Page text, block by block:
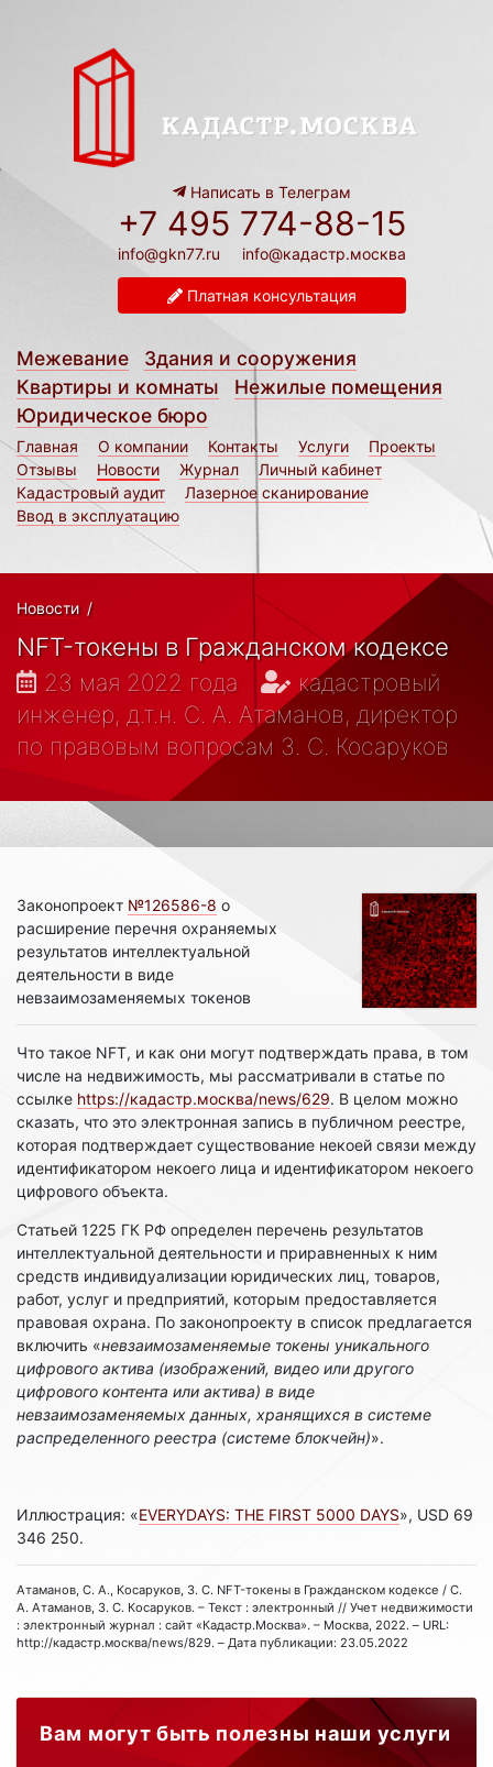
Написать в Телеграм
+7 495 774-88-15
info@gkn77.ru info@кадастр.москва
Платная консультация
Межевание
Здания и сооружения
Квартиры и комнаты
Нежилые помещения
Юридическое бюро
Главная О компании Контакты Услуги
Проекты
Отзывы
Новости Журнал
Личный кабинет
Кадастровый аудит
Лазерное сканирование
Ввод в эксплуатацию
Новости /
NFT-токены в Гражданском кодексе
23 мая 2022 года
кадастровый
инженер, д.т.н. С. А. Атаманов, директор
по правовым вопросам З. С. Косаруков
Законопроект №126586-8 о
расширение перечня охраняемых
результатов интеллектуальной
деятельности в виде
невзаимозаменяемых токенов
Что такое NFT, и как они могут подтверждать права, в том
числе на недвижимость, мы рассматривали в статье по
ссылке https://кадастр.москва/news/629. В целом можно
сказать, что это электронная запись в публичном реестре,
которая подтверждает существование некоей связи между
идентификатором некоего лица и идентификатором некоего
цифрового объекта.
Статьей 1225 ГК РФ определен перечень результатов
интеллектуальной деятельности и приравненных к ним
средств индивидуализации юридических лиц, товаров,
работ, услуг и предприятий, которым предоставляется
правовая охрана. По законопроекту в список предлагается
включить «невзаимозаменяемые токены уникального
цифрового актива (изображений, видео или другого
цифрового контента или актива) в виде
невзаимозаменяемых данных, хранящихся в системе
распределенного реестра (системе блокчейн)».
Иллюстрация: «EVERYDAYS: THE FIRST 5000 DAYS», USD 69
346 250.
Атаманов, С. А., Косаруков, З. С. NFT-токены в Гражданском кодексе / С.
А. Атаманов, З. С. Косаруков. – Текст : электронный // Учет недвижимости
: электронный журнал : сайт «Кадастр.Москва». – Москва, 2022. – URL:
http://кадастр.москва/news/829. – Дата публикации: 23.05.2022
Вам могут быть полезны наши услуги